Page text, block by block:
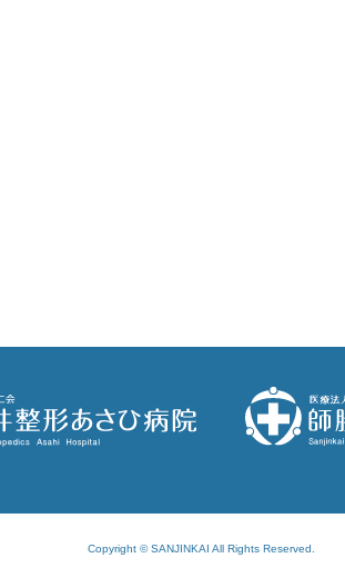
Copyright © SANJINKAI All Rights Reserved.